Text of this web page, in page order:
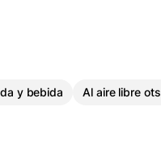
y bebida Al aire libre